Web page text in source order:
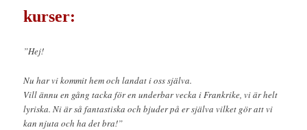
kurser:
”Hej!
Nu har vi kommit hem och landat i oss själva.
Vill ännu en gång tacka för en underbar vecka i Frankrike, vi är helt
lyriska. Ni är så fantastiska och bjuder på er själva vilket gör att vi
kan njuta och ha det bra!”